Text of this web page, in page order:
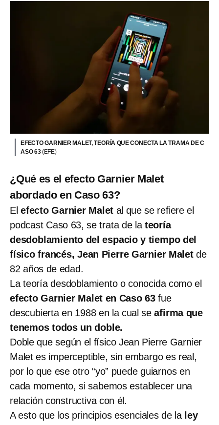
EFECTO GARNIER MALET, TEORÍA QUE CONECTA LA TRAMA DE C
ASO 63(EFE)
¿Qué es el efecto Garnier Malet
abordado en Caso 63?
El efecto Garnier Malet al que se refiere el
podcast Caso 63, se trata de lateoría
desdoblamiento del espacio y tiempo del
físico francés, Jean Pierre Garnier Maletde
82 años de edad.
La teoría desdoblamiento o conocida como el
efecto Garnier Malet en Caso 63fue
descubierta en 1988 en la cual seafirma que
tenemos todos un doble.
Doble que según el físico Jean Pierre Garnier
Malet es imperceptible, sin embargo es real,
por lo que ese otro “yo” puede guiarnos en
cada momento, si sabemos establecer una
relación constructiva con él.
A esto que los principios esenciales de la ley